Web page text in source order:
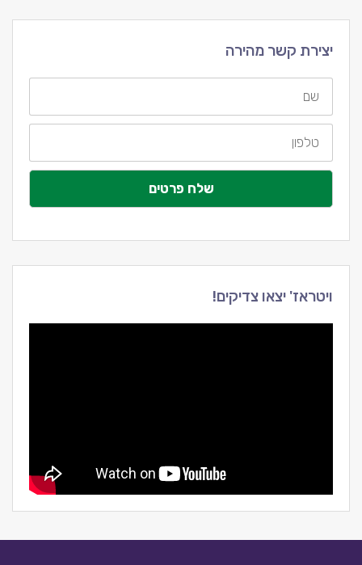
יצירת קשר מהירה
שם
טלפון
שלח פרטים
ויטראז' יצאו צדיקים!